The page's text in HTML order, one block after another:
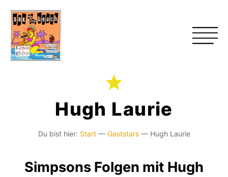
Hugh Laurie
Du bist hier: Start— Gaststars— Hugh Laurie
Simpsons Folgen mit Hugh